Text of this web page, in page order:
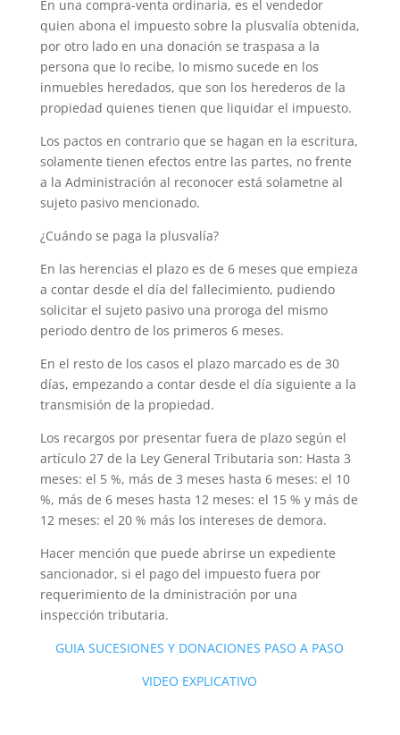
En una compra-venta ordinaria, es el vendedor
quien abona el impuesto sobre la plusvalía obtenida,
por otro lado en una donación se traspasa a la
persona que lo recibe, lo mismo sucede en los
inmuebles heredados, que son los herederos de la
propiedad quienes tienen que liquidar el impuesto.
Los pactos en contrario que se hagan en la escritura,
solamente tienen efectos entre las partes, no frente
a la Administración al reconocer está solametne al
sujeto pasivo mencionado.
¿Cuándo se paga la plusvalía?
En las herencias el plazo es de 6 meses que empieza
a contar desde el día del fallecimiento, pudiendo
solicitar el sujeto pasivo una proroga del mismo
periodo dentro de los primeros 6 meses.
En el resto de los casos el plazo marcado es de 30
días, empezando a contar desde el día siguiente a la
transmisión de la propiedad.
Los recargos por presentar fuera de plazo según el
artículo 27 de la Ley General Tributaria son: Hasta 3
meses: el 5 %, más de 3 meses hasta 6 meses: el 10
%, más de 6 meses hasta 12 meses: el 15 % y más de
12 meses: el 20 % más los intereses de demora.
Hacer mención que puede abrirse un expediente
sancionador, si el pago del impuesto fuera por
requerimiento de la dministración por una
inspección tributaria.
GUIA SUCESIONES Y DONACIONES PASO A PASO
VIDEO EXPLICATIVO